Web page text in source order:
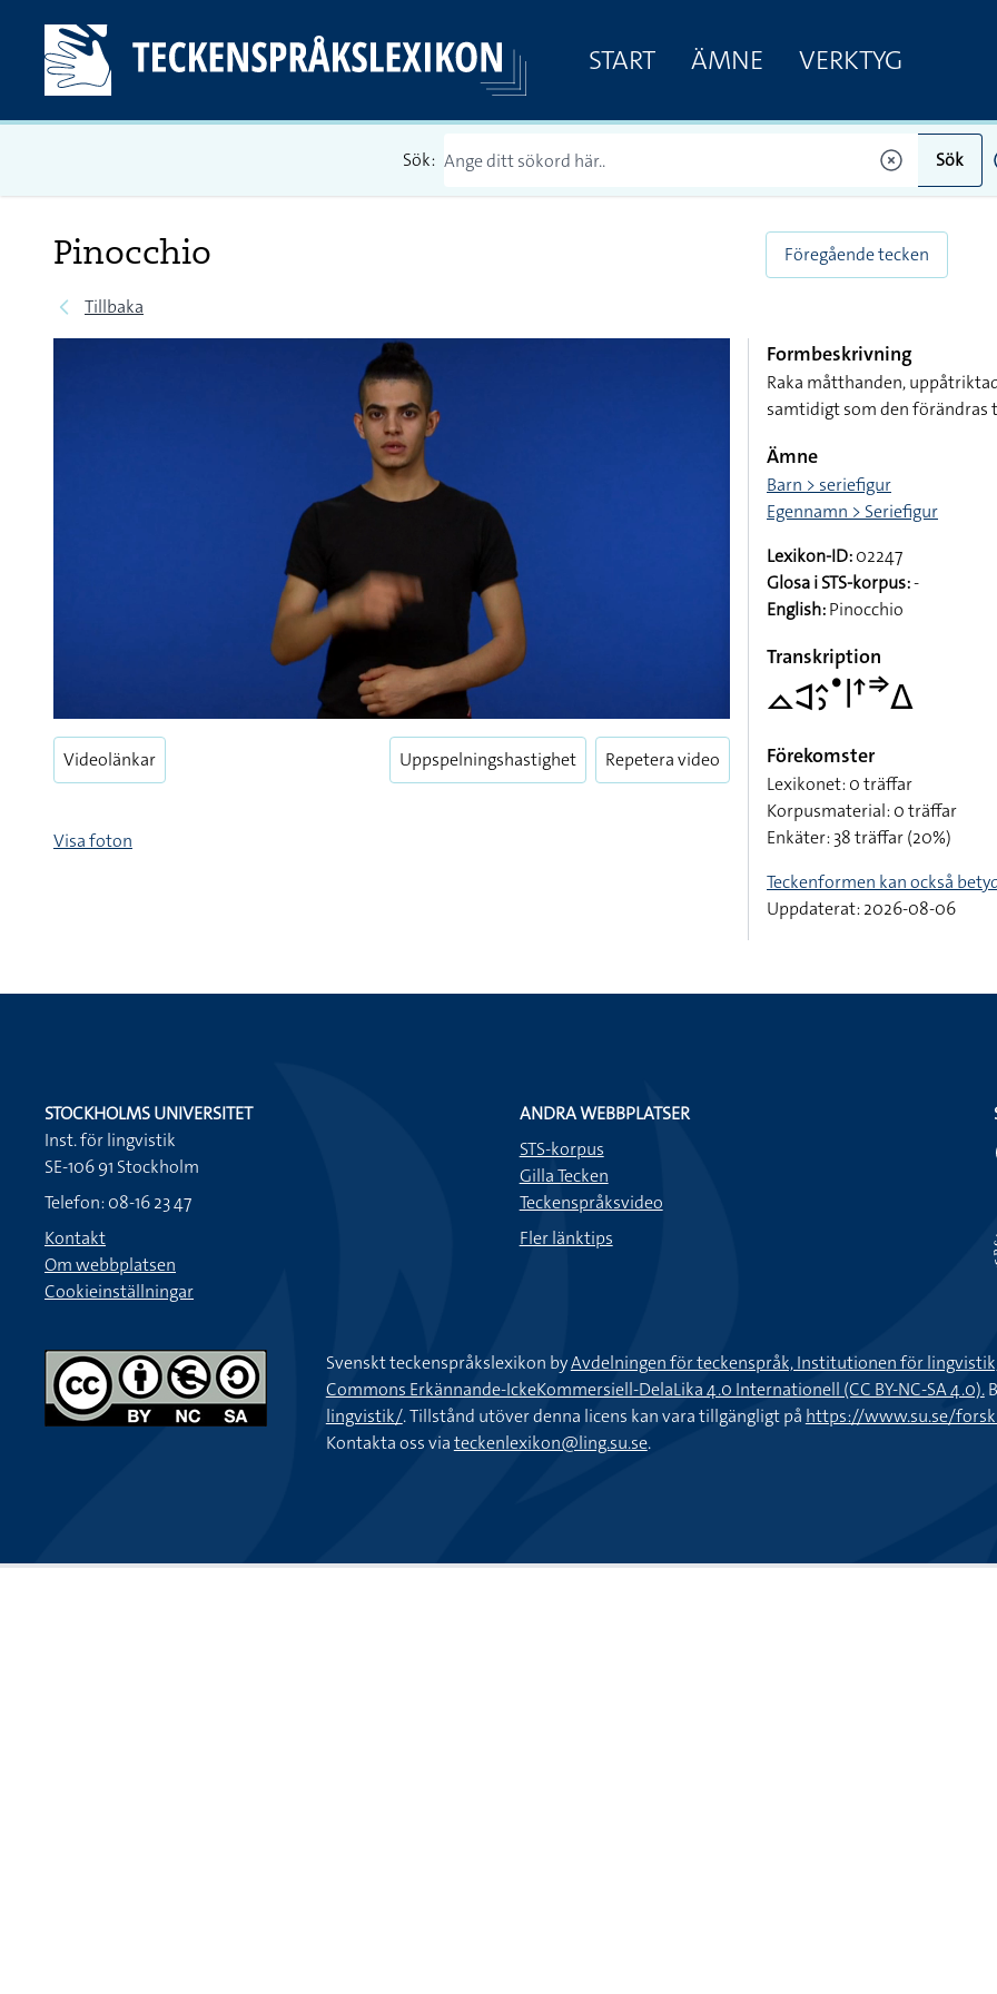
START ÄMNE VERKTYG
Sök: Sök
Pinocchio
Tillbaka
Föregående tecken
Videolänkar Uppspelningshastighet Repetera video
Visa foton
Formbeskrivning
Raka måtthanden,
samtidigt som den förändras
Ämne
Barn > seriefigur
Egennamn > Seriefigur
Lexikon-ID:02247
Glosa i STS-korpus:-
English:Pinocchio
Transkription
􌤼􌥉􌤵􌤶􌤟􌥼􌦃􌦆􌤩
Förekomster
Lexikonet: 0 träffar
Korpusmaterial: 0 träffar
Enkäter: 38 träffar (20%)
Teckenformen kan också
Uppdaterat: 2026-08-06
STOCKHOLMS UNIVERSITET
Inst. för lingvistik
SE-106 91 Stockholm
Telefon: 08-16 23 47
Kontakt
Om webbplatsen
Cookieinställningar
ANDRA WEBBPLATSER
STS-korpus
Gilla Tecken
Teckenspråksvideo
Fler länktips
Svenskt teckenspråkslexikon byAvdelningen för teckenspråk, Institutionen för
Commons Erkännande-IckeKommersiell-DelaLika 4.0 Internationell (CC BY-NC-SA 4.0).
lingvistik/. Tillstånd utöver denna licens kan vara tillgängligt på https://www.su.se/
Kontakta oss viateckenlexikon@ling.su.se.